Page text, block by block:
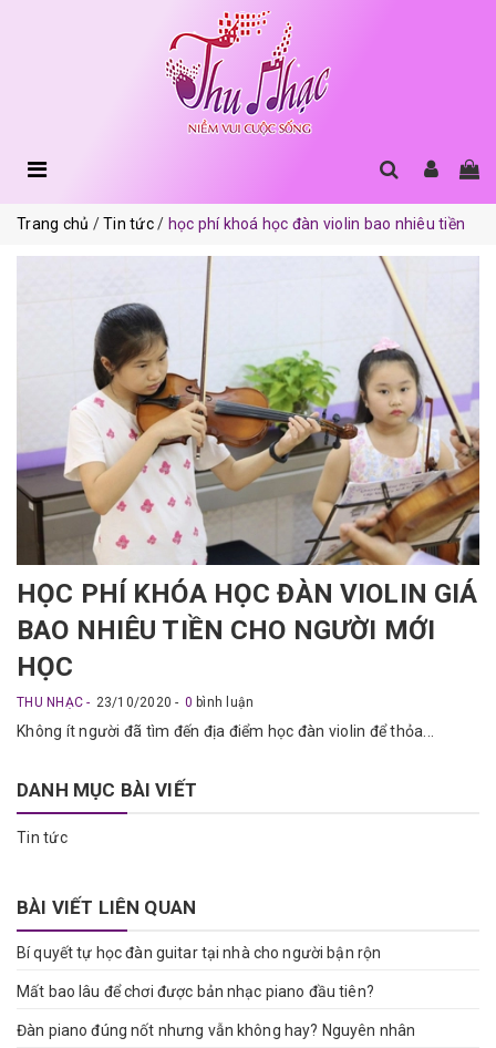
Trang chủ Tin tức học phí khoá học đàn violin bao nhiêu tiền
HỌC PHÍ KHÓA HỌC ĐÀN VIOLIN GIÁ
BAO NHIÊU TIỀN CHO NGƯỜI MỚI
HỌC
THU NHẠC 23/10/2020 0 bình luận
Không ít người đã tìm đến địa điểm học đàn violin để thỏa...
DANH MỤC BÀI VIẾT
Tin tức
BÀI VIẾT LIÊN QUAN
Bí quyết tự học đàn guitar tại nhà cho người bận rộn
Mất bao lâu để chơi được bản nhạc piano đầu tiên?
Đàn piano đúng nốt nhưng vẫn không hay? Nguyên nhân